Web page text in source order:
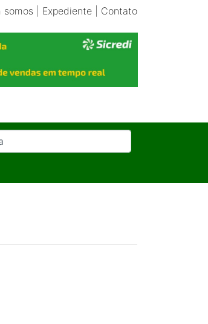
somos Expediente| Contato